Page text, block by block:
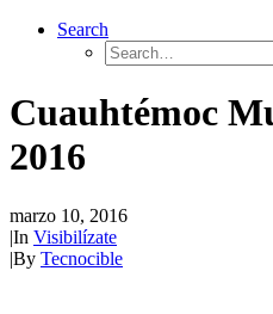
Search
Cuauhtémoc
2016
marzo 10, 2016
|In Visibilízate
|By Tecnocible